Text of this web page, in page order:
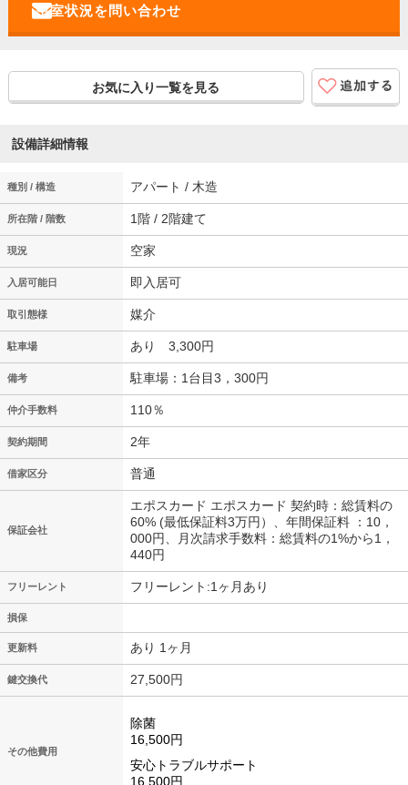
お気に入り一覧を見る
設備詳細情報
種別 / 構造 アパート / 木造
所在階 / 階数 1階 / 2階建て
現況 空家
入居可能日 即入居可
取引態様 媒介
駐車場 あり 3,300円
備考 駐車場：1台目3，300円
仲介手数料 110％
契約期間 2年
借家区分 普通
保証会社
エポスカード エポスカード 契約時：総賃料の
60% (最低保証料3万円）、年間保証料 ：10，
000円、月次請求手数料：総賃料の1%から1，
440円
フリーレント フリーレント:1ヶ月あり
損保
更新料 あり 1ヶ月
鍵交換代 27,500円
その他費用
除菌
16,500円
安心トラブルサポート
16,500円